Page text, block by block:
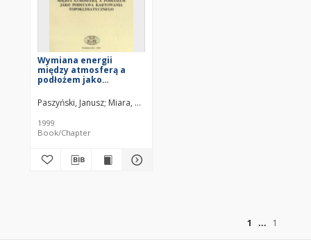
Wymiana energii
między atmosferą a
podłożem jako
topoklimatycznego
Paszyński, Janusz Miara, Krystyna
1999
Book/Chapter
1
1